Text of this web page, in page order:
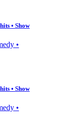
• Show
• Show